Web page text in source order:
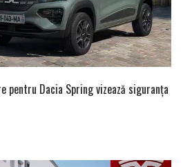
pentru Dacia Spring vizează siguranța